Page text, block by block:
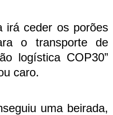
irá ceder os porões
o transporte de
logística COP30”
caro.
uma beirada,